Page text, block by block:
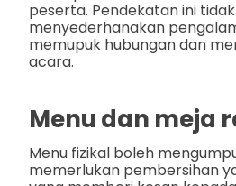
peserta. Pendekatan ini
menyederhanakan
memupuk hubungan dan
acara.
Menu dan meja
Menu fizikal boleh
memerlukan pembersihan